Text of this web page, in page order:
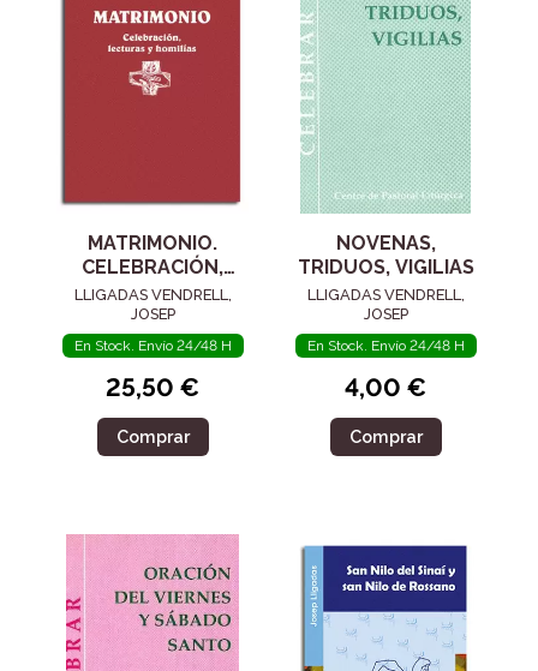
MATRIMONIO.
CELEBRACIÓN,
LECTURAS Y
HOMILÍAS
LLIGADAS VENDRELL,
JOSEP
En Stock. Envío 24/48 H
25,50 €
Comprar
NOVENAS,
TRIDUOS, VIGILIAS
LLIGADAS VENDRELL,
JOSEP
En Stock. Envío 24/48 H
4,00 €
Comprar